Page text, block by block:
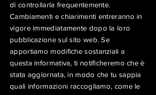
di controllarla frequentemente.
Cambiamenti e chiarimenti entreranno in
vigore immediatamente dopo la loro
pubblicazione sul sito web. Se
apportiamo modifiche sostanziali a
questa informativa, ti notificheremo che è
stata aggiornata, in modo che tu sappia
quali informazioni raccogliamo, come le